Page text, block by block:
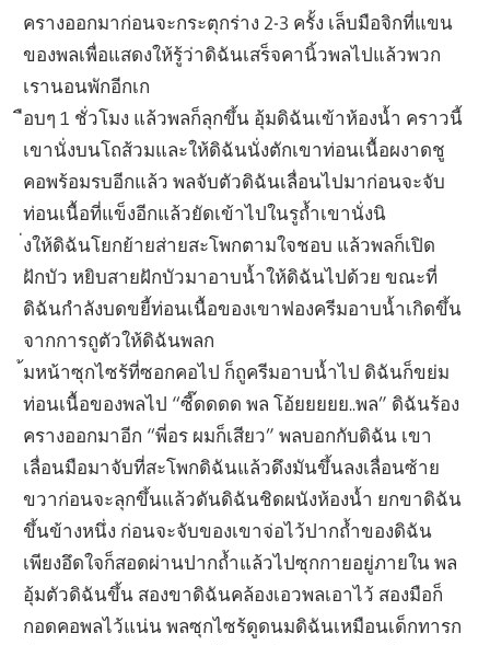
ครางออกมาก่อนจะกระตุกร่าง 2-3 ครั้ง เล็บมือจิกที่แขน
ของพลเพื่อแสดงให้รู้ว่าดิฉันเสร็จคานิ้วพลไปแล้วพวก
เรานอนพักอีกเก
ือบๆ 1 ชั่วโมง แล้วพลก็ลุกขึ้น อุ้มดิฉันเข้าห้องน้ำ คราวนี้
เขานั่งบนโถส้วมและให้ดิฉันนั่งตักเขาท่อนเนื้อผงาดชู
คอพร้อมรบอีกแล้ว พลจับตัวดิฉันเลื่อนไปมาก่อนจะจับ
ท่อนเนื้อที่แข็งอีกแล้วยัดเข้าไปในรูถ้ำเขานั่งนิ
่งให้ดิฉันโยกย้ายส่ายสะโพกตามใจชอบ แล้วพลก็เปิด
ฝักบัว หยิบสายฝักบัวมาอาบน้ำให้ดิฉันไปด้วย ขณะที่
ดิฉันกำลังบดขยี้ท่อนเนื้อของเขาฟองครีมอาบน้ำเกิดขึ้น
จากการถูตัวให้ดิฉันพลก
้มหน้าซุกไซร้ที่ซอกคอไป ก็ถูครีมอาบน้ำไป ดิฉันก็ขย่ม
ท่อนเนื้อของพลไป “ซี๊ดดดด พล โอ้ยยยยย..พล” ดิฉันร้อง
ครางออกมาอีก “พี่อร ผมก็เสียว” พลบอกกับดิฉัน เขา
เลื่อนมือมาจับที่สะโพกดิฉันแล้วดึงมันขึ้นลงเลื่อนซ้าย
ขวาก่อนจะลุกขึ้นแล้วดันดิฉันชิดผนังห้องน้ำ ยกขาดิฉัน
ขึ้นข้างหนึ่ง ก่อนจะจับของเขาจ่อไว้ปากถ้ำของดิฉัน
เพียงอึดใจก็สอดผ่านปากถ้ำแล้วไปซุกกายอยู่ภายใน พล
อุ้มตัวดิฉันขึ้น สองขาดิฉันคล้องเอวพลเอาไว้ สองมือก็
กอดคอพลไว้แน่น พลซุกไซร้ดูดนมดิฉันเหมือนเด็กทารก